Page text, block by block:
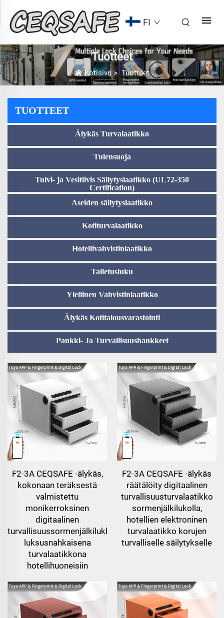
FI
Tuotteet
Kotisivu>Tuotteet
TUOTTEET
Älykäs Turvalaatikko
Tulensuoja
Tulvi- ja Vesitiivis Säilytyslaatikko (UL72-350
Certification)
Aseiden säilytyslaatikko
Kotiturvalaatikko
Hotellivahvistinlaatikko
Talletusluku
Ylellinen Vahvistinlaatikko
Älykäs Kotitalousvarastointi
Pankki- Ja Turvallisuushankkeet
F2-3A CEQSAFE -älykäs,
kokonaan teräksestä
valmistettu
monikerroksinen
digitaalinen
turvallisuussormenjälkilukkolaatikko
luksusnahkaisena
turvalaatikkona
hotellihuoneisiin
F2-3A CEQSAFE -älykäs
räätälöity digitaalinen
turvallisuusturvalaatikko
sormenjälkilukolla,
hotellien elektroninen
turvalaatikko korujen
turvalliselle säilytykselle